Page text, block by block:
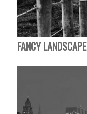
FANCY LANDSCAPE